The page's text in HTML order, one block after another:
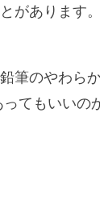
があります。
筆のやわら
てもいいの